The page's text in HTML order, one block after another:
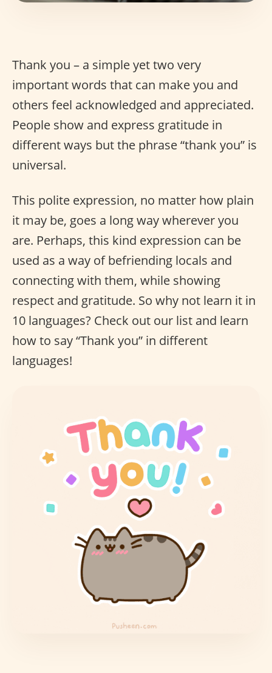
Thank you – a simple yet two very
important words that can make you and
others feel acknowledged and appreciated.
People show and express gratitude in
different ways but the phrase “thank you” is
universal.
This polite expression, no matter how plain
it may be, goes a long way wherever you
are. Perhaps, this kind expression can be
used as a way of befriending locals and
connecting with them, while showing
respect and gratitude. So why not learn it in
10 languages? Check out our list and learn
how to say “Thank you” in different
languages!